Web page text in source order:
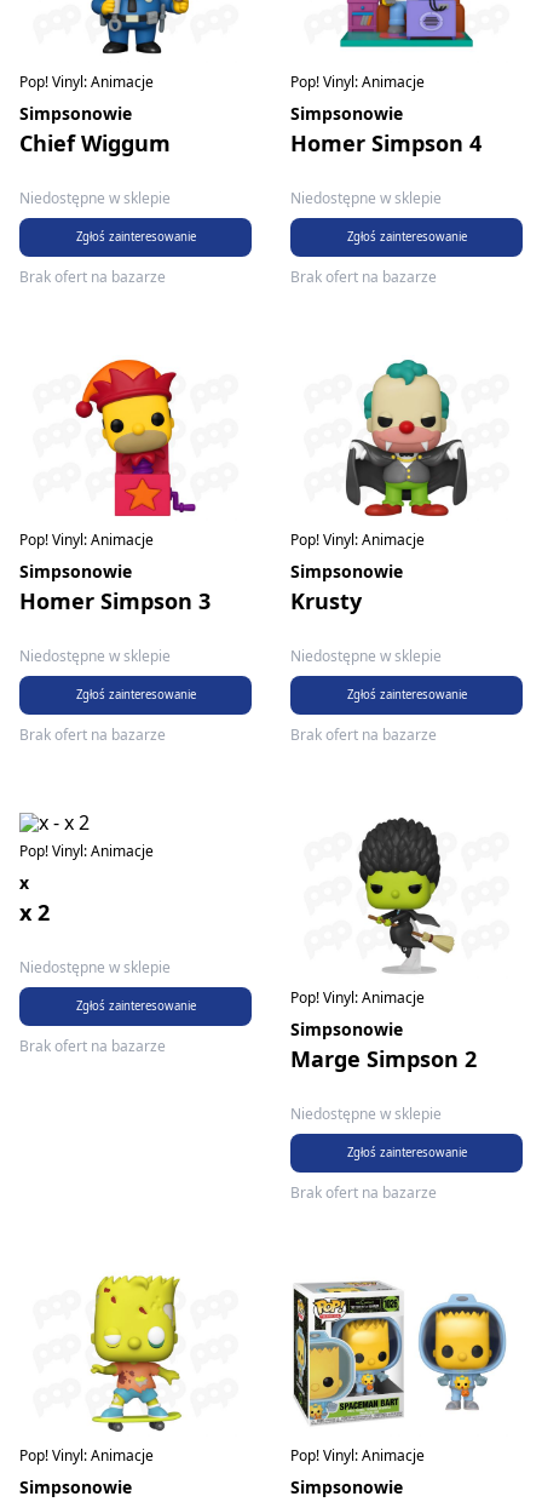
Pop! Vinyl: Animacje
Simpsonowie
Chief Wiggum
Niedostępne w sklepie
Zgłoś zainteresowanie
Brak ofert na bazarze
Pop! Vinyl: Animacje
Simpsonowie
Homer Simpson 4
Niedostępne w sklepie
Zgłoś zainteresowanie
Brak ofert na bazarze
Pop! Vinyl: Animacje
Simpsonowie
Homer Simpson 3
Niedostępne w sklepie
Zgłoś zainteresowanie
Brak ofert na bazarze
Pop! Vinyl: Animacje
Simpsonowie
Krusty
Niedostępne w sklepie
Zgłoś zainteresowanie
Brak ofert na bazarze
Pop! Vinyl: Animacje
x
x 2
Niedostępne w sklepie
Zgłoś zainteresowanie
Brak ofert na bazarze
Pop! Vinyl: Animacje
Simpsonowie
Marge Simpson 2
Niedostępne w sklepie
Zgłoś zainteresowanie
Brak ofert na bazarze
Pop! Vinyl: Animacje
Simpsonowie
Pop! Vinyl: Animacje
Simpsonowie